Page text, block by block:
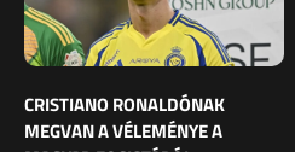
CRISTIANO RONALDÓNAK
MEGVAN A VÉLEMÉNYE A